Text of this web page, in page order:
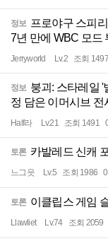
정보 프로야구 스피
7년 만에 WBC 모드
Jerryworld Lv.2 조회 1497
정보 붕괴: 스타레일 '
정 담은 이머시브 전
Half라 Lv.21 조회 1491
토론 카발레드 신캐
느그읏 Lv.5 조회 1986
토론 이클립스 게임
Llawliet Lv.74 조회 2059